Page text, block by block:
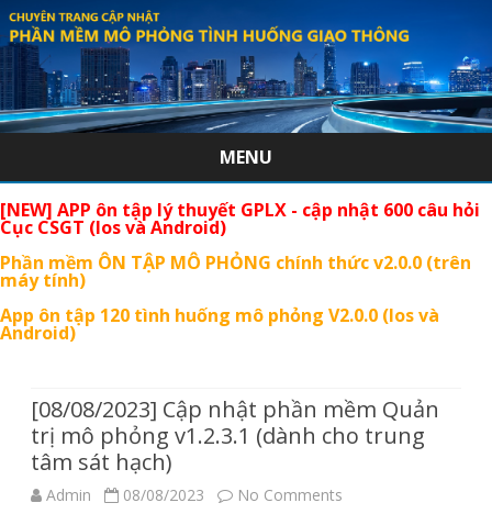
MENU
to
[NEW] APP ôn tập lý thuyết GPLX - cập nhật 600 câu hỏi
Cục CSGT (Ios và Android)
Phần mềm ÔN TẬP MÔ PHỎNG chính thức v2.0.0 (trên
máy tính)
App ôn tập 120 tình huống mô phỏng V2.0.0 (Ios và
Android)
[08/08/2023] Cập nhật phần mềm Quản
trị mô phỏng v1.2.3.1 (dành cho trung
tâm sát hạch)
Admin 08/08/2023 No Comments